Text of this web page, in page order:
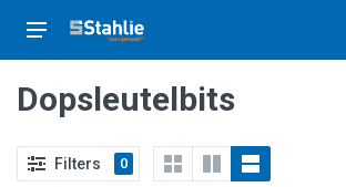
Dopsleutelbits
Filters 0